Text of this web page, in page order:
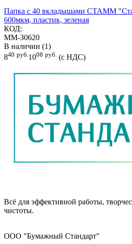
Папка с 40 вкладышами СТАММ
600мкм, пластик, зеленая
КОД:
ММ-30620
В наличии (1)
840 руб. 1008 руб. (с НДС)
Всё для эффективной работы,
чистоты.
ООО "Бумажный Стандарт"